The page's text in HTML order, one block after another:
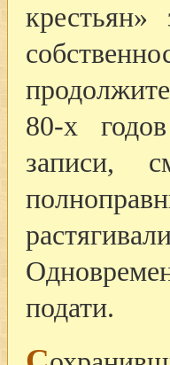
80-х
записи,
подати.